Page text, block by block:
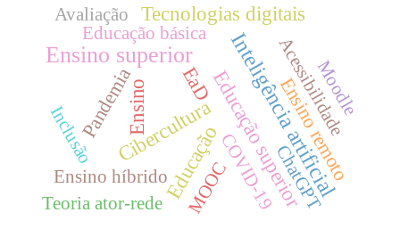
Ensino superior Inteligência artificial
Educação
Ensino
Cibercultura
Tecnologias digitais
Educação superior
EaD
Pandemia Ensino remoto
Educação básica
Inclusão Acessibilidade
Ensino híbrido COVID-19
MOOC
Moodle
ChatGPT
Teoria ator-rede
Avaliação